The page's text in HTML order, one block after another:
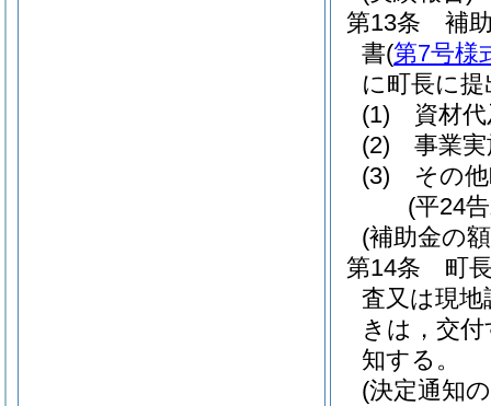
第13条
補
書(第7号様
に町長に
(1)
資材
(2)
事業
(3)
その
(平24
(補助金の
第14条
町
査又は現
きは，交
知する。
(決定通知